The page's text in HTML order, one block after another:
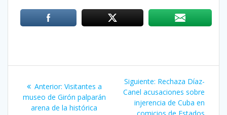
de Anterior: Entrada
anterior:
Visitantes a
museo de Girón palparán
arena de la histórica
Siguiente: Siguiente
entrada:
Rechaza Díaz-
Canel acusaciones sobre
injerencia de Cuba en